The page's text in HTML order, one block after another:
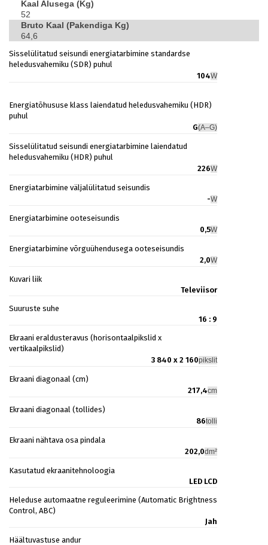
Kaal Alusega (kg)
52
Bruto Kaal (pakendiga Kg)
64,6
Sisselülitatud seisundi energiatarbimine standardse
heledusvahemiku (SDR) puhul
104W
Energiatõhususe klass laiendatud heledusvahemiku (HDR)
puhul
G(A–G)
Sisselülitatud seisundi energiatarbimine laiendatud
heledusvahemiku (HDR) puhul
226W
Energiatarbimine väljalülitatud seisundis
-W
Energiatarbimine ooteseisundis
0,5W
Energiatarbimine võrguühendusega ooteseisundis
2,0W
Kuvari liik
Televiisor
Suuruste suhe
16 : 9
Ekraani eraldusteravus (horisontaalpikslid x
vertikaalpikslid)
3 840 x 2 160pikslit
Ekraani diagonaal (cm)
217,4cm
Ekraani diagonaal (tollides)
86tolli
Ekraani nähtava osa pindala
202,0dm²
Kasutatud ekraanitehnoloogia
LED LCD
Heleduse automaatne reguleerimine (Automatic Brightness
Control, ABC)
Jah
Häältuvastuse andur